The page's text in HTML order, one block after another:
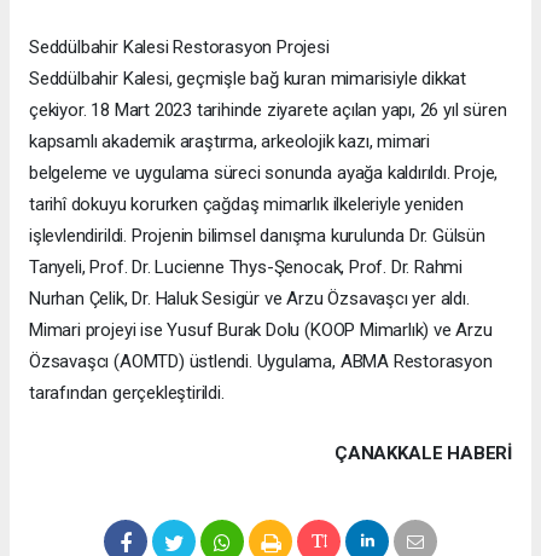
Seddülbahir Kalesi Restorasyon Projesi
Seddülbahir Kalesi, geçmişle bağ kuran mimarisiyle dikkat
çekiyor. 18 Mart 2023 tarihinde ziyarete açılan yapı, 26 yıl süren
kapsamlı akademik araştırma, arkeolojik kazı, mimari
belgeleme ve uygulama süreci sonunda ayağa kaldırıldı. Proje,
tarihî dokuyu korurken çağdaş mimarlık ilkeleriyle yeniden
işlevlendirildi. Projenin bilimsel danışma kurulunda Dr. Gülsün
Tanyeli, Prof. Dr. Lucienne Thys-Şenocak, Prof. Dr. Rahmi
Nurhan Çelik, Dr. Haluk Sesigür ve Arzu Özsavaşcı yer aldı.
Mimari projeyi ise Yusuf Burak Dolu (KOOP Mimarlık) ve Arzu
Özsavaşcı (AOMTD) üstlendi. Uygulama, ABMA Restorasyon
tarafından gerçekleştirildi.
ÇANAKKALE HABERİ